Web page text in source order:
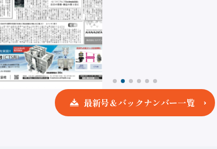
最新号＆バックナンバー一覧